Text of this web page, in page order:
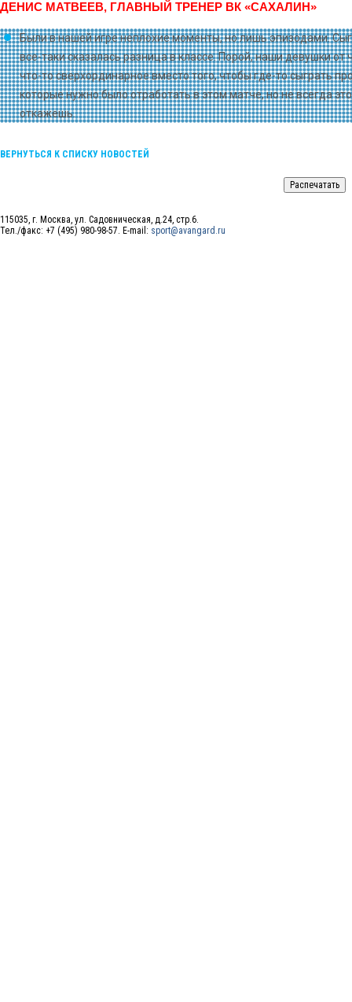
ДЕНИС МАТВЕЕВ, ГЛАВНЫЙ ТРЕНЕР ВК «САХАЛИН»
Были в нашей игре неплохие моменты, но лишь эпизодами.
все-таки сказалась разница в классе. Порой, наши девушки
что-то сверхординарное вместо того, чтобы где-то сыграть
которые нужно было отработать в этом матче, но не всегда
откажешь.
ВЕРНУТЬСЯ К СПИСКУ НОВОСТЕЙ
115035, г. Москва, ул. Садовническая, д.24, стр.6.
Тел./факс: +7 (495) 980-98-57. E-mail: sport@avangard.ru